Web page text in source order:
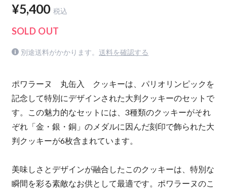
¥5,400 税込
SOLD OUT
別途送料がかかります。 送料を確認する
ポワラーヌ 丸缶入 クッキーは、パリオリンピックを
記念して特別にデザインされた大判クッキーのセットで
す。この魅力的なセットには、3種類のクッキーがそれ
ぞれ「金・銀・銅」のメダルに因んだ刻印で飾られた大
判クッキーが6枚含まれています。
美味しさとデザインが融合したこのクッキーは、特別な
瞬間を彩る素敵なお供として最適です。ポワラーヌのこ